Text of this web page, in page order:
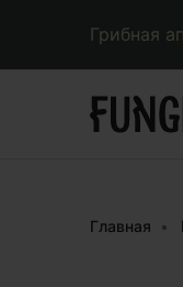
Грибная
Главная